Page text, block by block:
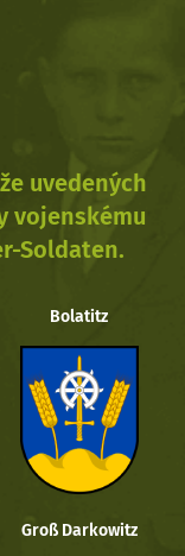
uvedených
vojenskému
Soldaten.
Bolatitz
Groß Darkowitz